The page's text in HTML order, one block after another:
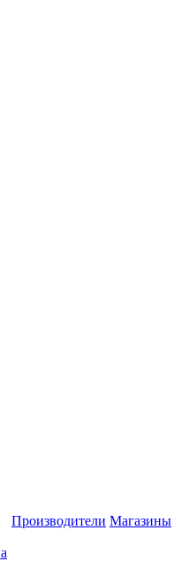
Производители Магазины